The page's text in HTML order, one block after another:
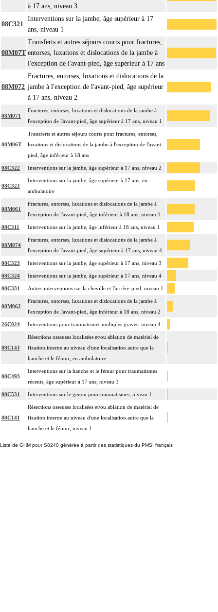
à 17 ans, niveau 3
08C321
Interventions sur la jambe, âge supérieur à 17
ans, niveau 1
08M07T
Transferts et autres séjours courts pour fractures,
entorses, luxations et dislocations de la jambe à
l'exception de l'avant-pied, âge supérieur à 17 ans
08M072
Fractures, entorses, luxations et dislocations de la
jambe à l'exception de l'avant-pied, âge supérieur
à 17 ans, niveau 2
08M071
Fractures, entorses, luxations et dislocations de la jambe à
l'exception de l'avant-pied, âge supérieur à 17 ans, niveau 1
08M06T
Transferts et autres séjours courts pour fractures, entorses,
luxations et dislocations de la jambe à l'exception de l'avant-
pied, âge inférieur à 18 ans
08C322 Interventions sur la jambe, âge supérieur à 17 ans, niveau 2
08C32J
Interventions sur la jambe, âge supérieur à 17 ans, en
ambulatoire
08M061
Fractures, entorses, luxations et dislocations de la jambe à
l'exception de l'avant-pied, âge inférieur à 18 ans, niveau 1
08C311 Interventions sur la jambe, âge inférieur à 18 ans, niveau 1
08M074
Fractures, entorses, luxations et dislocations de la jambe à
l'exception de l'avant-pied, âge supérieur à 17 ans, niveau 4
08C323 Interventions sur la jambe, âge supérieur à 17 ans, niveau 3
08C324 Interventions sur la jambe, âge supérieur à 17 ans, niveau 4
08C331 Autres interventions sur la cheville et l'arrière-pied, niveau 1
08M062
Fractures, entorses, luxations et dislocations de la jambe à
l'exception de l'avant-pied, âge inférieur à 18 ans, niveau 2
26C024 Interventions pour traumatismes multiples graves, niveau 4
08C14J
Résections osseuses localisées et/ou ablation de matériel de
fixation interne au niveau d'une localisation autre que la
hanche et le fémur, en ambulatoire
08C493
Interventions sur la hanche et le fémur pour traumatismes
récents, âge supérieur à 17 ans, niveau 3
08C531 Interventions sur le genou pour traumatismes, niveau 1
08C141
Résections osseuses localisées et/ou ablation de matériel de
fixation interne au niveau d'une localisation autre que la
hanche et le fémur, niveau 1
Liste de GHM pour S8240 générée à partir des statistiques du PMSI français